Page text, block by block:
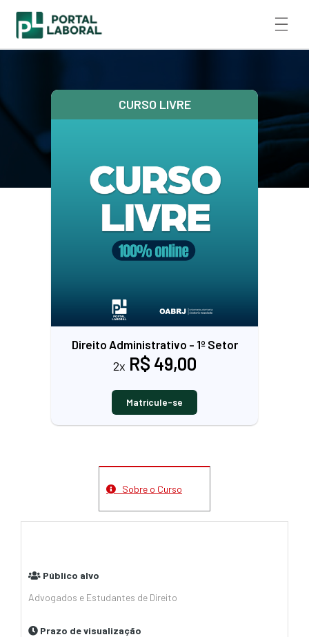
CURSO LIVRE
Direito Administrativo - 1º Setor
2x R$ 49,00
Matricule-se
Sobre o Curso
Público alvo
Advogados e Estudantes de Direito
Prazo de visualização